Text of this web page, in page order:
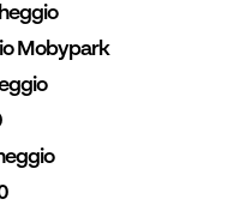
Mobypark